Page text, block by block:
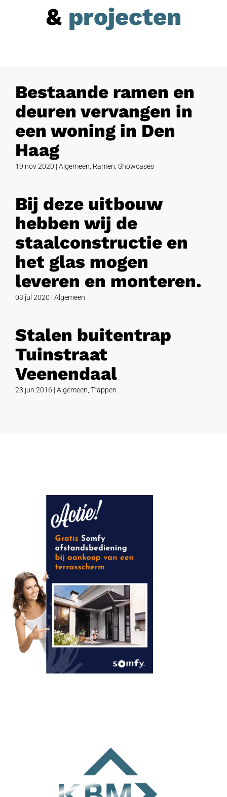
& projecten
Bestaande ramen en
deuren vervangen in
een woning in Den
Haag
19 nov 2020 | Algemeen Ramen Showcases
Bij deze uitbouw
hebben wij de
staalconstructie en
het glas mogen
leveren en monteren.
03 jul 2020 | Algemeen
Stalen buitentrap
Tuinstraat
Veenendaal
23 jun 2016 | Algemeen Trappen